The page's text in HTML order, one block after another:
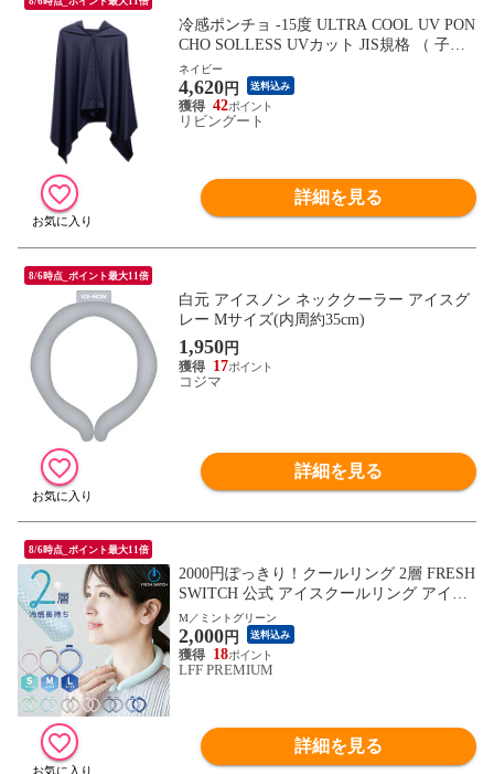
冷感ポンチョ -15度 ULTRA COOL UV PON
CHO SOLLESS UVカット JIS規格 （ 子供
冷感 暑さ対策 冷却 接触冷感 抗菌 防臭 フ
ード付き スポーツ 軽量 熱中症対策 冷たい
紫外線対策 パッカブル クールダウン ）
【ネイビー】
ネイビー
4,620円 送料込み
42
リビングート
詳細を見る
8/6時点_ポイント最大11倍
白元 アイスノン ネッククーラー アイスグ
レー Mサイズ(内周約35cm)
1,950円
17
コジマ
詳細を見る
8/6時点_ポイント最大11倍
2000円ぽっきり！クールリング 2層 FRESH
SWITCH 公式 アイスクールリング アイス
ネックリング ネッククーラー 大人 クール
ネック 子ども 冷感リング ひんやり スマー
トアイス リング 冷却 ネッククールリング
24℃ 暑さ対策 冷感グッズ
M／ミントグリーン
2,000円 送料込み
18
LFF PREMIUM
詳細を見る